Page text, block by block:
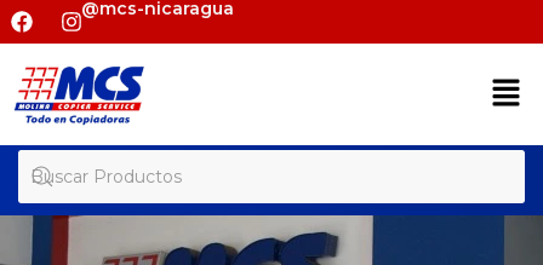
@mcs-nicaragua